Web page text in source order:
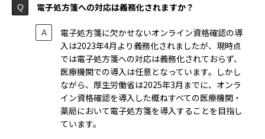
電子処方箋への対応は義務化されますか？
電子処方箋に欠かせないオンライン資格確認の導
入は2023年4月より義務化されましたが、現時点
では電子処方箋への対応は義務化されておらず、
医療機関での導入は任意となっています。しかし
ながら、厚生労働省は2025年3月までに、オンラ
イン資格確認を導入した概ねすべての医療機関・
薬局において電子処方箋を導入することを目指し
ています。